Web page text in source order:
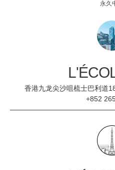
永久
香港九龙尖沙咀梳士巴利道
+852